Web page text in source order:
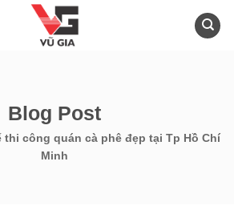
Blog Post
thi công quán cà phê đẹp tại Tp Hồ Chí
Minh